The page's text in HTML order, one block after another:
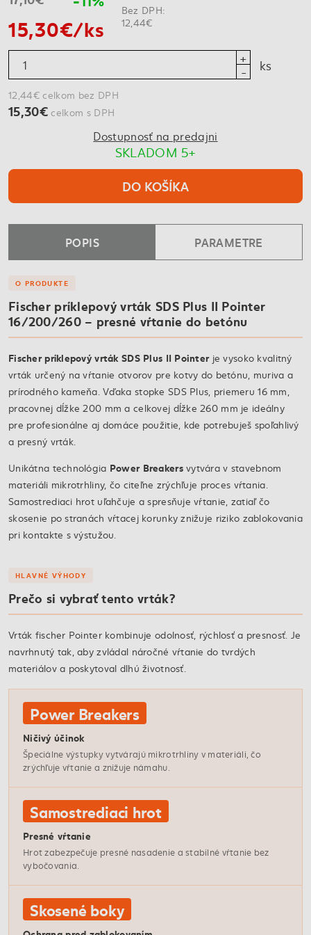
15,30€/ks
Bez DPH:
12,44€
ks
12,44€ celkom bez DPH
15,30€celkom s DPH
Dostupnosť na predajni
SKLADOM 5+
DO KOŠÍKA
POPIS PARAMETRE
O PRODUKTE
Fischer príklepový vrták SDS Plus II Pointer
16/200/260 – presné vŕtanie do betónu
Fischer príklepový vrták SDS Plus II Pointerje vysoko kvalitný
vrták určený na vŕtanie otvorov pre kotvy do betónu, muriva a
prírodného kameňa. Vďaka stopke SDS Plus, priemeru 16 mm,
pracovnej dĺžke 200 mm a celkovej dĺžke 260 mm je ideálny
pre profesionálne aj domáce použitie, kde potrebuješ spoľahlivý
a presný vrták.
Unikátna technológia Power Breakersvytvára v stavebnom
materiáli mikrotrhliny, čo citeľne zrýchľuje proces vŕtania.
Samostrediaci hrot uľahčuje a spresňuje vŕtanie, zatiaľ čo
skosenie po stranách vŕtacej korunky znižuje riziko zablokovania
pri kontakte s výstužou.
HLAVNÉ VÝHODY
Prečo si vybrať tento vrták?
Vrták fischer Pointer kombinuje odolnosť, rýchlosť a presnosť. Je
navrhnutý tak, aby zvládal náročné vŕtanie do tvrdých
materiálov a poskytoval dlhú životnosť.
Power Breakers
Ničivý účinok
Špeciálne výstupky vytvárajú mikrotrhliny v materiáli, čo
zrýchľuje vŕtanie a znižuje námahu.
Samostrediaci hrot
Presné vŕtanie
Hrot zabezpečuje presné nasadenie a stabilné vŕtanie bez
vybočovania.
Skosené boky